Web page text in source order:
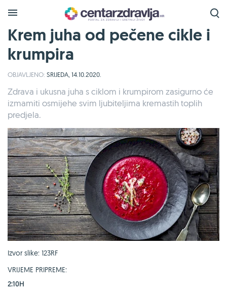
Krem juha od pečene cikle i
krumpira
OBJAVLJENO: SRIJEDA, 14.10.2020.
Zdrava i ukusna juha s ciklom i krumpirom zasigurno će
izmamiti osmijehe svim ljubiteljima kremastih toplih
predjela.
Izvor slike: 123RF
VRIJEME PRIPREME:
2:10H